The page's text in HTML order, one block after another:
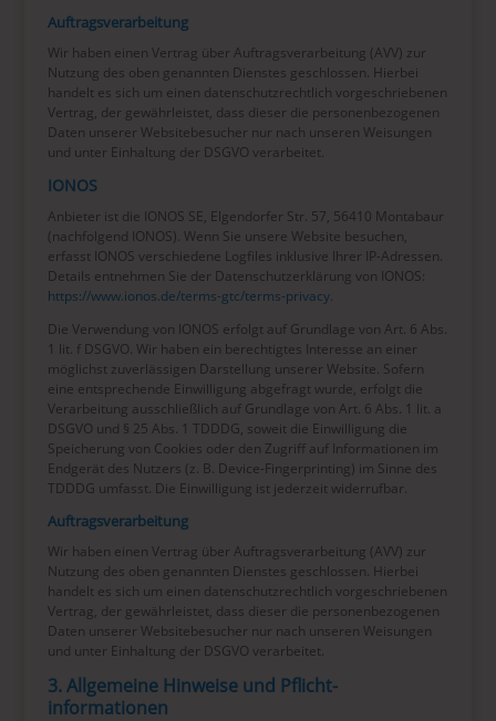
Auftragsverarbeitung
Wir haben einen Vertrag über Auftragsverarbeitung (AVV) zur
Nutzung des oben genannten Dienstes geschlossen. Hierbei
handelt es sich um einen datenschutzrechtlich vorgeschriebenen
Vertrag, der gewährleistet, dass dieser die personenbezogenen
Daten unserer Websitebesucher nur nach unseren Weisungen
und unter Einhaltung der DSGVO verarbeitet.
IONOS
Anbieter ist die IONOS SE, Elgendorfer Str. 57, 56410 Montabaur
(nachfolgend IONOS). Wenn Sie unsere Website besuchen,
erfasst IONOS verschiedene Logfiles inklusive Ihrer IP-Adressen.
Details entnehmen Sie der Datenschutzerklärung von IONOS:
https://www.ionos.de/terms-gtc/terms-privacy.
Die Verwendung von IONOS erfolgt auf Grundlage von Art. 6 Abs.
1 lit. f DSGVO. Wir haben ein berechtigtes Interesse an einer
möglichst zuverlässigen Darstellung unserer Website. Sofern
eine entsprechende Einwilligung abgefragt wurde, erfolgt die
Verarbeitung ausschließlich auf Grundlage von Art. 6 Abs. 1 lit. a
DSGVO und § 25 Abs. 1 TDDDG, soweit die Einwilligung die
Speicherung von Cookies oder den Zugriff auf Informationen im
Endgerät des Nutzers (z. B. Device-Fingerprinting) im Sinne des
TDDDG umfasst. Die Einwilligung ist jederzeit widerrufbar.
Auftragsverarbeitung
Wir haben einen Vertrag über Auftragsverarbeitung (AVV) zur
Nutzung des oben genannten Dienstes geschlossen. Hierbei
handelt es sich um einen datenschutzrechtlich vorgeschriebenen
Vertrag, der gewährleistet, dass dieser die personenbezogenen
Daten unserer Websitebesucher nur nach unseren Weisungen
und unter Einhaltung der DSGVO verarbeitet.
3. Allgemeine Hinweise und Pflicht­
informationen